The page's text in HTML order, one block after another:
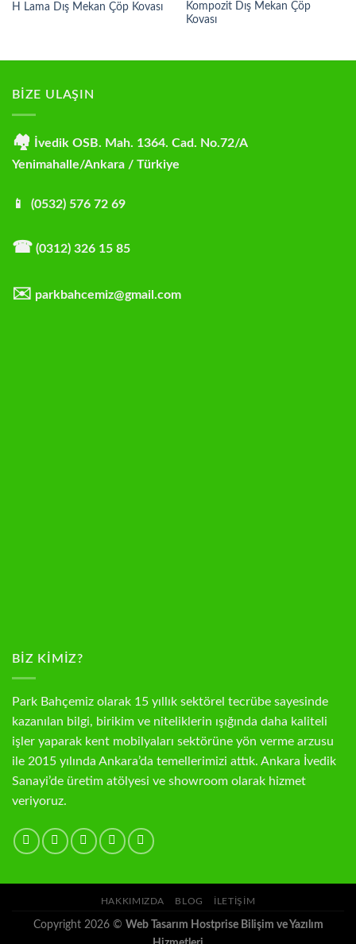
H Lama Dış Mekan Çöp Kovası
Kompozit Dış Mekan Çöp
Kovası
BİZE ULAŞIN
🏘 İvedik OSB. Mah. 1364. Cad. No.72/A
Yenimahalle/Ankara / Türkiye
📱 (0532) 576 72 69
☎ (0312) 326 15 85
✉️ parkbahcemiz@gmail.com
BIZ KIMIZ?
Park Bahçemiz olarak 15 yıllık sektörel tecrübe sayesinde
kazanılan bilgi, birikim ve niteliklerin ışığında daha kaliteli
işler yaparak kent mobilyaları sektörüne yön verme arzusu
ile 2015 yılında Ankara’da temellerimizi attık. Ankara İvedik
Sanayi’de üretim atölyesi ve showroom olarak hizmet
veriyoruz.
HAKKIMIZDA BLOG İLETIŞIM
Copyright 2026 © Web Tasarım Hostprise Bilişim ve Yazılım